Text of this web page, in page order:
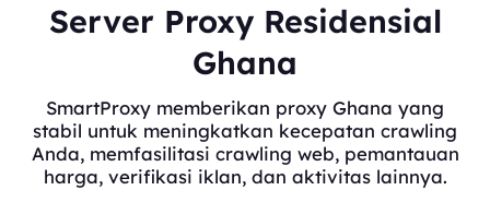
Server Proxy Residensial
Ghana
SmartProxy memberikan proxy Ghana yang
stabil untuk meningkatkan kecepatan crawling
Anda, memfasilitasi crawling web, pemantauan
harga, verifikasi iklan, dan aktivitas lainnya.